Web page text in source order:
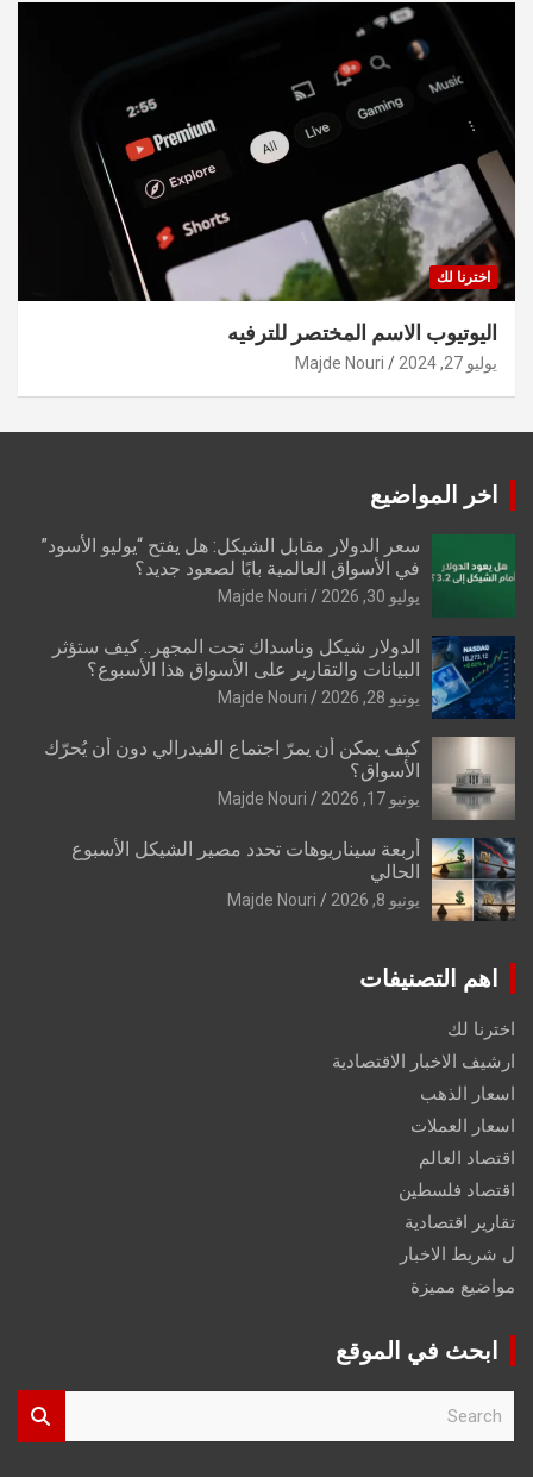
اخترنا لك
اليوتيوب الاسم المختصر للترفيه
يوليو 27, 2024 Majde Nouri
اخر المواضيع
سعر الدولار مقابل الشيكل: هل يفتح “يوليو الأسود”
في الأسواق العالمية بابًا لصعود جديد؟
يوليو 30, 2026 Majde Nouri
الدولار شيكل وناسداك تحت المجهر.. كيف ستؤثر
البيانات والتقارير على الأسواق هذا الأسبوع؟
يونيو 28, 2026 Majde Nouri
كيف يمكن أن يمرّ اجتماع الفيدرالي دون أن يُحرّك
الأسواق؟
يونيو 17, 2026 Majde Nouri
أربعة سيناريوهات تحدد مصير الشيكل الأسبوع
الحالي
يونيو 8, 2026 Majde Nouri
اهم التصنيفات
اخترنا لك
ارشيف الاخبار الاقتصادية
اسعار الذهب
اسعار العملات
اقتصاد العالم
اقتصاد فلسطين
تقارير اقتصادية
ل شريط الاخبار
مواضيع مميزة
ابحث في الموقع